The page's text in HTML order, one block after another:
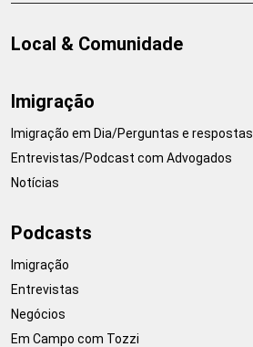
Local & Comunidade
Imigração
Imigração em Dia/Perguntas e respostas
Entrevistas/Podcast com Advogados
Notícias
Podcasts
Imigração
Entrevistas
Negócios
Em Campo com Tozzi